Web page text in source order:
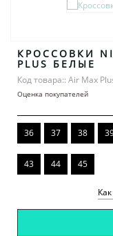
КРОССОВКИ
PLUS БЕЛЫЕ
Код товара:: Air Max
Оценка покупателей
36 37 38
43 44 45